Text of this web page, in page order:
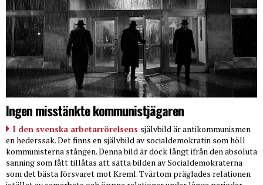
Ingen misstänkte kommunistjägaren
I den svenska arbetarrörelsens självbild är antikommunismen
en hederssak. Det finns en självbild av socialdemokratin som höll
kommunisterna stången. Denna bild är dock långt ifrån den absoluta
sanning som fått tillåtas att sätta bilden av Socialdemokraterna
som det bästa försvaret mot Kreml. Tvärtom präglades relationen